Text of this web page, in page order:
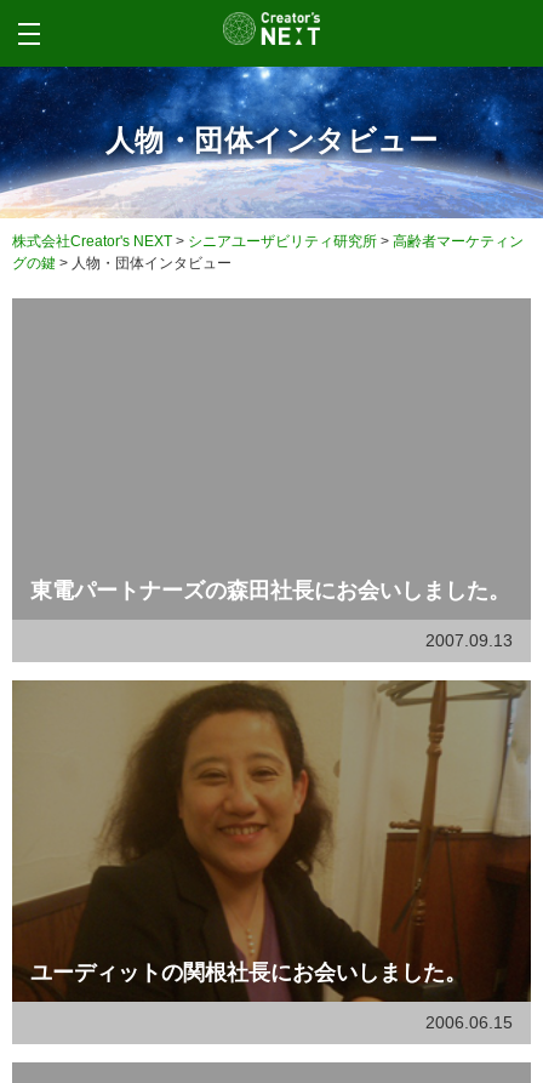
人物・団体インタビュー
株式会社Creator's NEXT > シニアユーザビリティ研究所 > 高齢者マーケティン
グの鍵 > 人物・団体インタビュー
東電パートナーズの森田社長にお会いしました。
2007.09.13
ユーディットの関根社長にお会いしました。
2006.06.15